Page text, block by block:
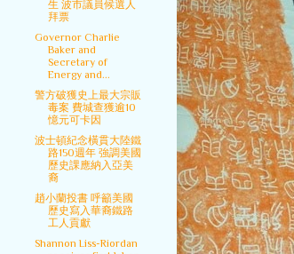
生 波市議員候選人
拜票
Governor Charlie
Baker and
Secretary of
Energy and...
警方破獲史上最大宗販
毒案 費城查獲逾10
憶元可卡因
波士頓紀念橫貫大陸鐵
路150週年 強調美國
歷史課應納入亞美
裔
趙小蘭投書 呼籲美國
歷史寫入華裔鐵路
工人貢獻
Shannon Liss-Riordan